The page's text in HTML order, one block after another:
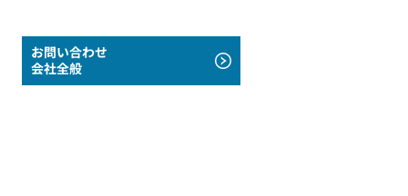
お問い合わせ
会社全般